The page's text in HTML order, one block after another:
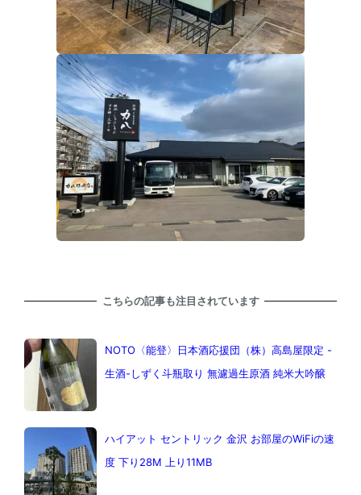
こちらの記事も注目されています
NOTO〈能登〉日本酒応援団（株）高島屋限定 -
生酒-しずく斗瓶取り 無濾過生原酒 純米大吟醸
ハイアット セントリック 金沢 お部屋のWiFiの速
度 下り28M 上り11MB